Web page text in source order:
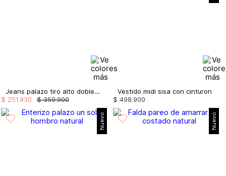
Jeans palazo tiro alto doble cordon
$ 359.900
$ 251 930
Vestido midi sisa con cinturon
$ 498 900
Nuevo Nuevo